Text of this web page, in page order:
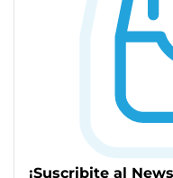
¡Suscribite al